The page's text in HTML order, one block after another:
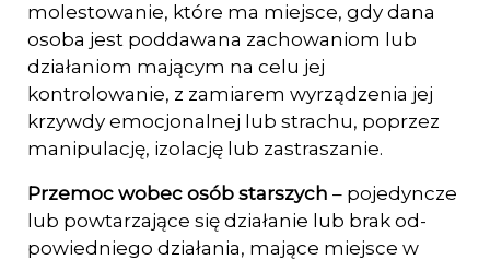
molestowanie, które ma miejsce, gdy dana
osoba jest poddawana zachowaniom lub
działaniom mają­cym na celu jej
kontrolowanie, z zamiarem wyrządzenia jej
krzywdy emocjonalnej lub strachu, poprzez
manipulację, izolację lub zastraszanie.
Przemoc wobec osób starszych – pojedyncze
lub powtarzające się działanie lub brak od­
powiedniego działania, mające miejsce w